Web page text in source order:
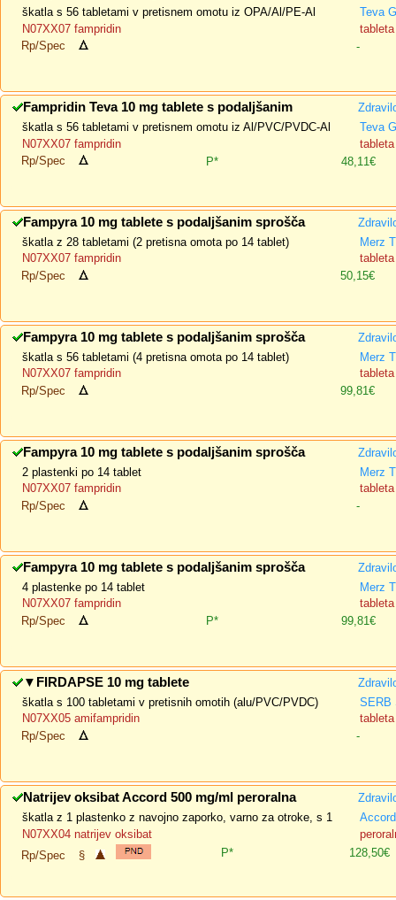
škatla s 56 tabletami v pretisnem omotu iz OPA/Al/PE-Al
Teva
N07XX07 fampridin
Rp/Spec
-
Fampridin Teva 10 mg tablete s podaljšanim
škatla s 56 tabletami v pretisnem omotu iz Al/PVC/PVDC-Al
Teva
N07XX07 fampridin
Rp/Spec
P* 48,11€
Fampyra 10 mg tablete s podaljšanim sprošča
škatla z 28 tabletami (2 pretisna omota po 14 tablet)
Merz
N07XX07 fampridin
Rp/Spec
50,15€
Fampyra 10 mg tablete s podaljšanim sprošča
škatla s 56 tabletami (4 pretisna omota po 14 tablet)
Merz
N07XX07 fampridin
Rp/Spec
99,81€
Fampyra 10 mg tablete s podaljšanim sprošča
2 plastenki po 14 tablet
Merz
N07XX07 fampridin
Rp/Spec
-
Fampyra 10 mg tablete s podaljšanim sprošča
4 plastenke po 14 tablet
Merz
N07XX07 fampridin
Rp/Spec
P* 99,81€
▼ FIRDAPSE 10 mg tablete
škatla s 100 tabletami v pretisnih omotih (alu/PVC/PVDC)
SERB
N07XX05 amifampridin
tableta
Rp/Spec
-
Natrijev oksibat Accord 500 mg/ml peroralna
škatla z 1 plastenko z navojno zaporko, varno za otroke, s 1
N07XX04 natrijev oksibat
Rp/Spec
§ P* 128,50€